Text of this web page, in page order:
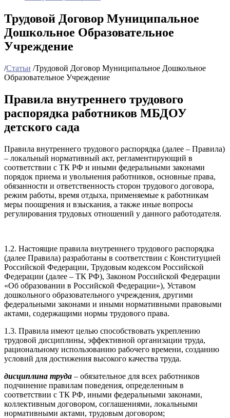
Трудовой Договор Муниципальное
Дошкольное Образовательное
Учреждение
/Статьи /Трудовой Договор Муниципальное Дошкольное
Образовательное Учреждение
Правила внутреннего трудового
распорядка работников МБДОУ
детского сада
Правила внутреннего трудового распорядка (далее – Правила)
– локальный нормативный акт, регламентирующий в
соответствии с ТК РФ и иными федеральными законами
порядок приема и увольнения работников, основные права,
обязанности и ответственность сторон трудового договора,
режим работы, время отдыха, применяемые к работникам
меры поощрения и взыскания, а также иные вопросы
регулирования трудовых отношений у данного работодателя.
1.2. Настоящие правила внутреннего трудового распорядка
(далее Правила) разработаны в соответствии с Конституцией
Российской Федерации, Трудовым кодексом Российской
Федерации (далее – ТК РФ), Законом Российской Федерации
«Об образовании в Российской Федерации»), Уставом
дошкольного образовательного учреждения, другими
федеральными законами и иными нормативными правовыми
актами, содержащими нормы трудового права.
1.3. Правила имеют целью способствовать укреплению
трудовой дисциплины, эффективной организации труда,
рациональному использованию рабочего времени, созданию
условий для достижения высокого качества труда.
дисциплина труда – обязательное для всех работников
подчинение правилам поведения, определенным в
соответствии с ТК РФ, иными федеральными законами,
коллективным договором, соглашениями, локальными
нормативными актами, трудовым договором;